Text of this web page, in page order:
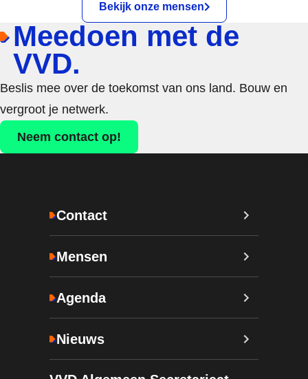
Bekijk onze mensen
Meedoen met de
VVD.
Beslis mee over de toekomst van ons land. Bouw en
vergroot je netwerk.
Neem contact op!
Contact
Mensen
Agenda
Nieuws